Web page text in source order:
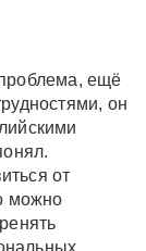
ещё
он
от
можно